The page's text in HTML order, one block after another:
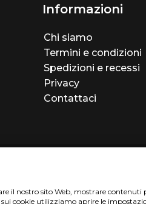
Informazioni
Chi siamo
Termini e condizioni
Spedizioni e recessi
Privacy
Contattaci
il nostro sito Web, mostrare contenuti
cookie utilizziamo aprire le